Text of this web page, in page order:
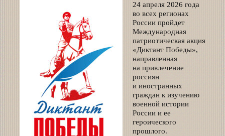
24 апреля 2026 года
во всех регионах
России пройдет
Международная
патриотическая акция
«Диктант Победы»,
направленная
на привлечение
россиян
и иностранных
граждан к изучению
военной истории
России и ее
героического
прошлого.